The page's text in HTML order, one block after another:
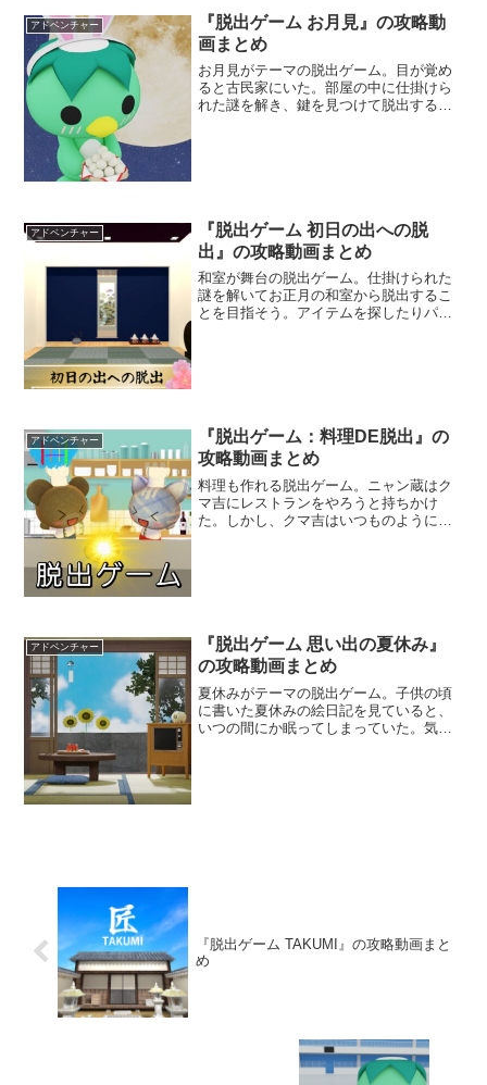
しかし、仕事が山ほど残っているのに部
屋の扉が開かない。 家に仕掛けられた謎
を解き、全ての家事を終わらせよう。
アドベンチャー
『脱出ゲーム お月見』の攻略動
画まとめ
お月見がテーマの脱出ゲーム。目が覚め
ると古民家にいた。部屋の中に仕掛けら
れた謎を解き、鍵を見つけて脱出するこ
アドベンチャー
『脱出ゲーム 初日の出への脱
出』の攻略動画まとめ
和室が舞台の脱出ゲーム。仕掛けられた
謎を解いてお正月の和室から脱出するこ
とを目指そう。アイテムを探したりパズ
アドベンチャー
『脱出ゲーム：料理DE脱出』の
攻略動画まとめ
料理も作れる脱出ゲーム。ニャン蔵はク
マ吉にレストランをやろうと持ちかけ
た。しかし、クマ吉はいつものように塩
アドベンチャー
『脱出ゲーム 思い出の夏休み』
の攻略動画まとめ
夏休みがテーマの脱出ゲーム。子供の頃
に書いた夏休みの絵日記を見ていると、
いつの間にか眠ってしまっていた。気づ
『脱出ゲーム TAKUMI』の攻略動画まと
め